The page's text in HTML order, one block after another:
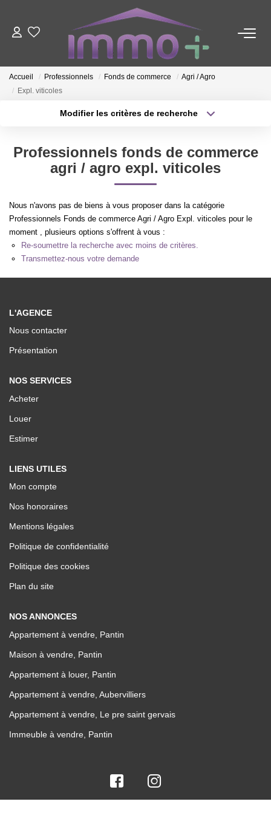
ACHETER
ESTIMER
NOTRE AGENCE
Nous Contacter
Qui Sommes-Nous ?
Accueil Professionnels Fonds de commerce
Agri / Agro
Expl. viticoles
Modifier les critères de recherche
Sélectionnez...
Type de bien
Surface min
Créer une alerte
Professionnels fonds de commerce
agri / agro expl. viticoles
Nous n'avons pas de biens à vous proposer dans la catégorie
Professionnels Fonds de commerce Agri / Agro Expl. viticoles pour le
moment , plusieurs options s'offrent à vous :
Re-soumettre la recherche avec moins de critères.
Transmettez-nous votre demande
L'AGENCE
Nous contacter
Présentation
NOS SERVICES
Acheter
Louer
Estimer
LIENS UTILES
Mon compte
Nos honoraires
Mentions légales
Politique de confidentialité
Politique des cookies
Plan du site
NOS ANNONCES
Appartement à vendre, Pantin
Maison à vendre, Pantin
Appartement à louer, Pantin
Appartement à vendre, Aubervilliers
Appartement à vendre, Le pre saint gervais
Immeuble à vendre, Pantin